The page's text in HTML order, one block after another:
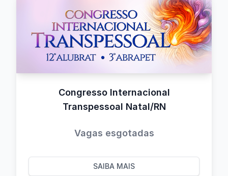
Congresso Internacional
Transpessoal Natal/RN
Vagas esgotadas
SAIBA MAIS